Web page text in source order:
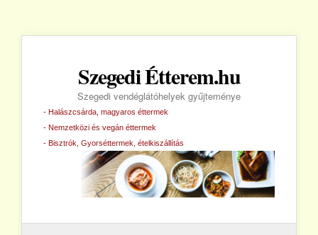
Szegedi Étterem.hu
Szegedi vendéglátóhelyek gyűjteménye
- Halászcsárda, magyaros éttermek
- Nemzetközi és vegán éttermek
- Bisztrók, Gyorséttermek, ételkiszállítás